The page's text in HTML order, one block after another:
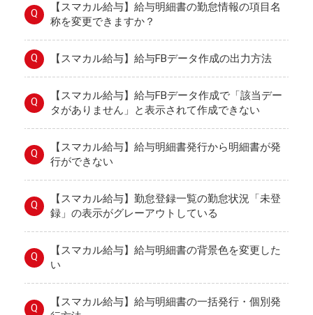
Q
【スマカル給与】給与明細書の勤怠情報の項目名
称を変更できますか？
Q 【スマカル給与】給与FBデータ作成の出力方法
Q
【スマカル給与】給与FBデータ作成で「該当デー
タがありません」と表示されて作成できない
Q
【スマカル給与】給与明細書発行から明細書が発
行ができない
Q
【スマカル給与】勤怠登録一覧の勤怠状況「未登
録」の表示がグレーアウトしている
Q
【スマカル給与】給与明細書の背景色を変更した
い
Q
【スマカル給与】給与明細書の一括発行・個別発